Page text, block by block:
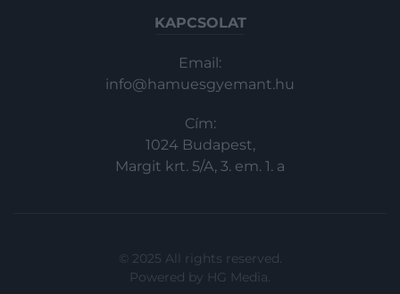
KAPCSOLAT
Email:
info@hamuesgyemant.hu
Cím:
1024 Budapest,
Margit krt. 5/A, 3. em. 1. a
© 2025 All rights reserved.
Powered by HG Media.